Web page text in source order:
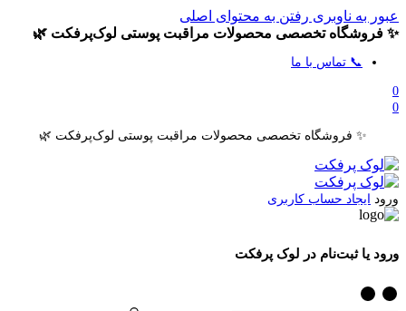
عبور به ناوبری رفتن به محتوای اصلی
✨ فروشگاه تخصصی محصولات مراقبت پوستی لوک‌پرفکت 🌿
📞 تماس با ما
0
0
✨ فروشگاه تخصصی محصولات مراقبت پوستی لوک‌پرفکت 🌿
ورود ایجاد حساب کاربری
ورود یا ثبت‌نام در لوک پرفکت